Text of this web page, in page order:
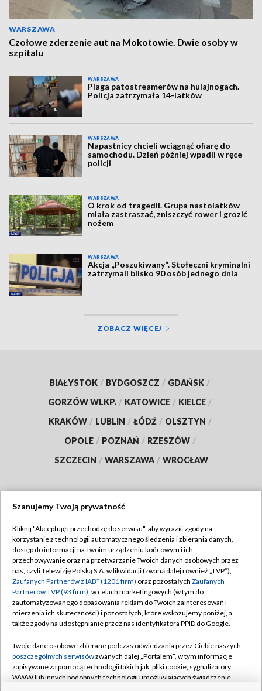
WARSZAWA
Czołowe zderzenie aut na Mokotowie. Dwie osoby w
szpitalu
WARSZAWA
Plaga patostreamerów na hulajnogach.
Policja zatrzymała 14-latków
WARSZAWA
Napastnicy chcieli wciągnąć ofiarę do
samochodu. Dzień później wpadli w ręce
policji
WARSZAWA
O krok od tragedii. Grupa nastolatków
miała zastraszać, zniszczyć rower i grozić
nożem
WARSZAWA
Akcja „Poszukiwany”. Stołeczni kryminalni
zatrzymali blisko 90 osób jednego dnia
ZOBACZ WIĘCEJ
BIAŁYSTOK / BYDGOSZCZ / GDAŃSK /
GORZÓW WLKP. / KATOWICE / KIELCE /
KRAKÓW / LUBLIN / ŁÓDŹ / OLSZTYN /
OPOLE / POZNAŃ / RZESZÓW /
SZCZECIN / WARSZAWA / WROCŁAW
TVP
Abonament TVP
Emisja w TVP
Centrum informacji TVP
Naziemna Telewizja Cyfrowa
Rada Programowa
System NOS
Regulamin TVP
Polityka prywatności
Moje zgody
Pomoc
Kontakt
Szanujemy Twoją prywatność
Kliknij "Akceptuję i przechodzę do serwisu", aby wyrazić zgody na
korzystanie z technologii automatycznego śledzenia i zbierania danych,
dostęp do informacji na Twoim urządzeniu końcowym i ich
przechowywanie oraz na przetwarzanie Twoich danych osobowych przez
nas, czyli Telewizję Polską S.A. w likwidacji (zwaną dalej również „TVP”),
Zaufanych Partnerów z IAB* (1201 firm) oraz pozostałych Zaufanych
Partnerów TVP (93 firm), w celach marketingowych (w tym do
zautomatyzowanego dopasowania reklam do Twoich zainteresowań i
mierzenia ich skuteczności) i pozostałych, które wskazujemy poniżej, a
także zgody na udostępnianie przez nas identyfikatora PPID do Google.
Twoje dane osobowe zbierane podczas odwiedzania przez Ciebie naszych
poszczególnych serwisówzwanych dalej „Portalem”, w tym informacje
zapisywane za pomocą technologii takich jak: pliki cookie, sygnalizatory
WWW lub innych podobnych technologii umożliwiających świadczenie